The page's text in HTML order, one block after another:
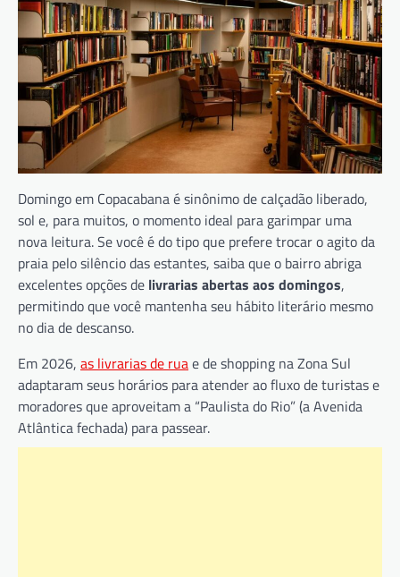
Domingo em Copacabana é sinônimo de calçadão liberado,
sol e, para muitos, o momento ideal para garimpar uma
nova leitura. Se você é do tipo que prefere trocar o agito da
praia pelo silêncio das estantes, saiba que o bairro abriga
excelentes opções de livrarias abertas aos domingos,
permitindo que você mantenha seu hábito literário mesmo
no dia de descanso.
Em 2026, as livrarias de ruae de shopping na Zona Sul
adaptaram seus horários para atender ao fluxo de turistas e
moradores que aproveitam a “Paulista do Rio” (a Avenida
Atlântica fechada) para passear.